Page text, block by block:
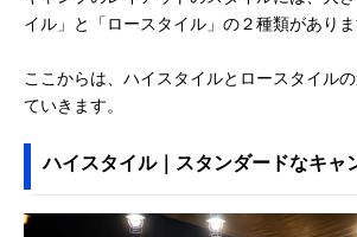
イル」と「ロースタイル」の２種類がありま
ここからは、ハイスタイルとロースタイル
ていきます。
ハイスタイル｜スタンダードなキャ